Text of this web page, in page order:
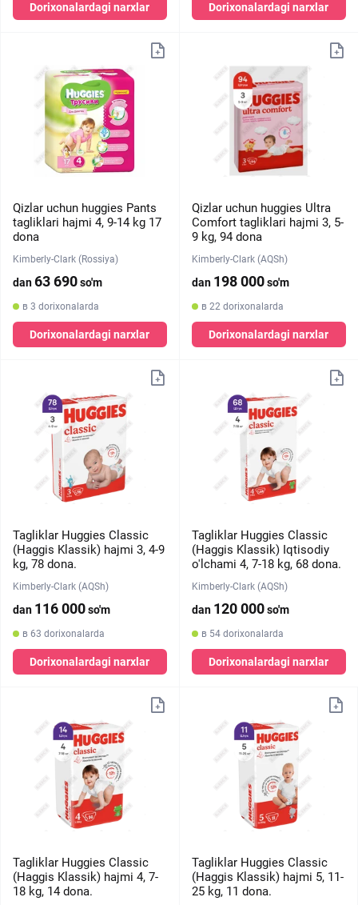
Dorixonalardagi narxlar Dorixonalardagi narxlar
Qizlar uchun huggies Pants
tagliklari hajmi 4, 9-14 kg 17
dona
Kimberly-Clark (Rossiya)
dan63 690so'm
в 3 dorixonalarda
Dorixonalardagi narxlar
Qizlar uchun huggies Ultra
Comfort tagliklari hajmi 3, 5-
9 kg, 94 dona
Kimberly-Clark (AQSh)
dan 198 000so'm
в 22 dorixonalarda
Dorixonalardagi narxlar
Tagliklar Huggies Classic
(Haggis Klassik) hajmi 3, 4-9
kg, 78 dona.
Kimberly-Clark (AQSh)
dan 116 000so'm
в 63 dorixonalarda
Dorixonalardagi narxlar
Tagliklar Huggies Classic
(Haggis Klassik) Iqtisodiy
o'lchami 4, 7-18 kg, 68 dona.
Kimberly-Clark (AQSh)
dan 120 000so'm
в 54 dorixonalarda
Dorixonalardagi narxlar
Tagliklar Huggies Classic
(Haggis Klassik) hajmi 4, 7-
18 kg, 14 dona.
Tagliklar Huggies Classic
(Haggis Klassik) hajmi 5, 11-
25 kg, 11 dona.